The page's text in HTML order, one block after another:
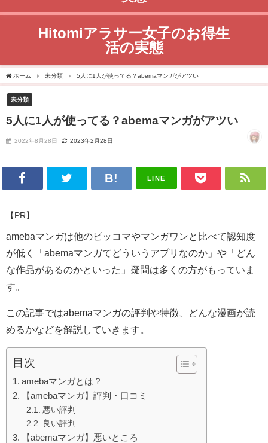
Hitomiアラサー女子のお得生
活の実態
ホーム 未分類 5人に1人が使ってる？abemaマンガがアツい
未分類
5人に1人が使ってる？abemaマンガがアツい
2022年8月28日 2023年2月28日
LINE
【PR】
amebaマンガは他のピッコマやマンガワンと比べて認知度
が低く「abemaマンガてどういうアプリなのか」や「どん
な作品があるのかといった」疑問は多くの方がもっていま
す。
この記事ではabemaマンガの評判や特徴、どんな漫画が読
めるかなどを解説していきます。
目次
amebaマンガとは？
【amebaマンガ】評判・口コミ
悪い評判
良い評判
【abemaマンガ】悪いところ